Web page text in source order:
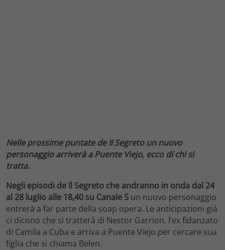
Nelle prossime puntate de Il Segreto un nuovo
personaggio arriverà a Puente Viejo, ecco di chi si
tratta.
Negli episodi de Il Segreto che andranno in onda dal 24
al 28 luglio alle 18,40 su Canale 5 un nuovo personaggio
entrerà a far parte della soap opera. Le anticipazioni già
ci dicono che si tratterà di Nestor Garrion, l’ex fidanzato
di Camila a Cuba e arriva a Puente Viejo per cercare sua
figlia che si chiama Belen.